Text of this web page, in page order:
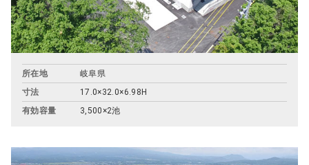
移
動
所在地
岐阜県
寸法
17.0×32.0×6.98H
有効容量
3,500×2池